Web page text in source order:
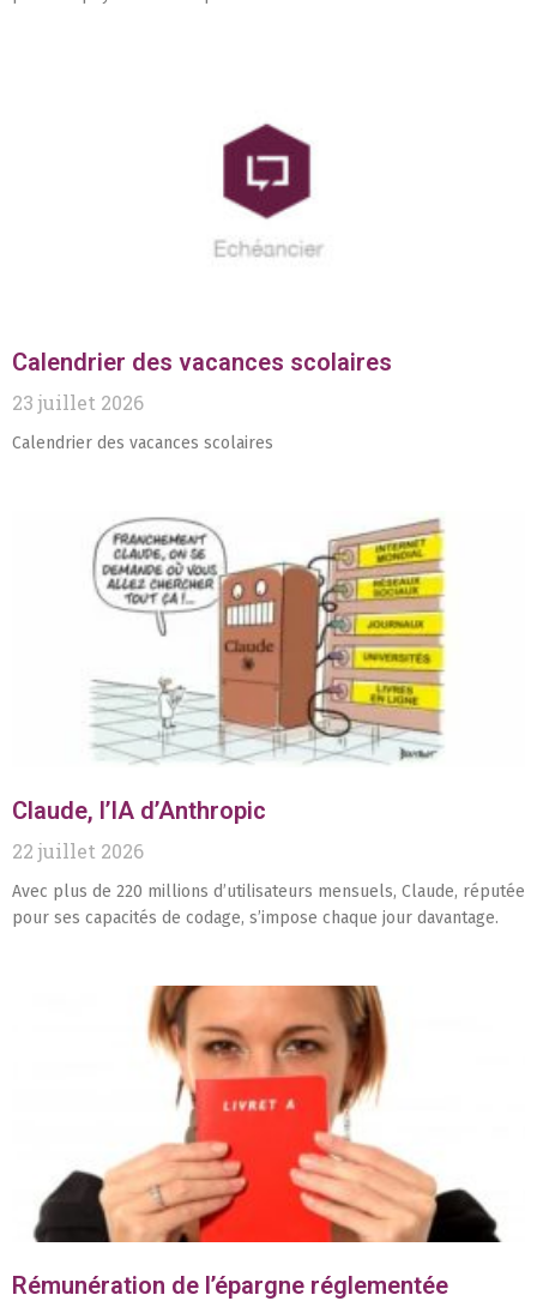
Calendrier des vacances scolaires
23 juillet 2026
Calendrier des vacances scolaires
Claude, l’IA d’Anthropic
22 juillet 2026
Avec plus de 220 millions d’utilisateurs mensuels, Claude, réputée
pour ses capacités de codage, s’impose chaque jour davantage.
Rémunération de l’épargne réglementée